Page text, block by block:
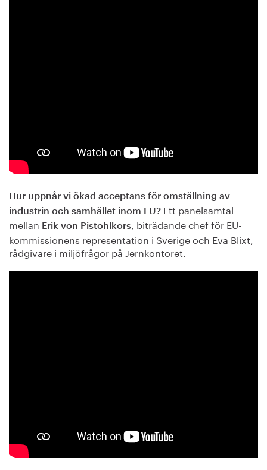
Hur uppnår vi ökad acceptans för omställning av
industrin och samhället inom EU? Ett panelsamtal
mellan Erik von Pistohlkors, biträdande chef för EU-
kommissionens representation i Sverige och Eva Blixt,
rådgivare i miljöfrågor på Jernkontoret.